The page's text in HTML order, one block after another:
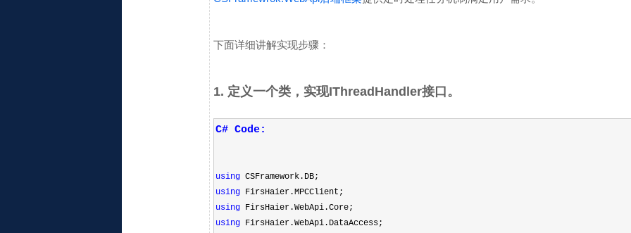
下面详细讲解实现步骤：
1. 定义一个类，实现IThreadHandler接口。
C# Code:
usingCSFramework.DB;
usingFirsHaier.MPCClient;
usingFirsHaier.WebApi.Core;
usingFirsHaier.WebApi.DataAccess;